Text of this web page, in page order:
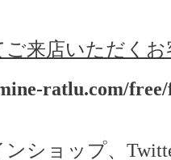
来店いただく
ratlu.com/
ショップ、